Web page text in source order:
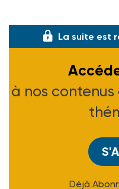
La suite est
à nos
Déjà